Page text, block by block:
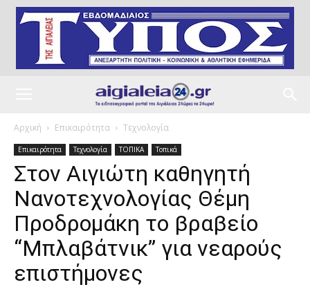
Αρχική Επικαιρότητα Τεχνολογία
Επικαιρότητα Τεχνολογία ΤΟΠΙΚΑ Τοπικά
Στον Αιγιώτη καθηγητή
Νανοτεχνολογίας Θέμη
Προδρομάκη το βραβείο
“Μπλαβάτνικ” για νεαρούς
επιστήμονες